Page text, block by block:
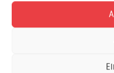
… teilgenommen,
unsere Wünsche
eingegangen